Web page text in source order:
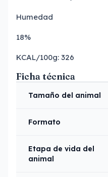
Humedad
18%
KCAL/100g: 326
Ficha técnica
Tamaño del animal
Formato
Etapa de vida del
animal